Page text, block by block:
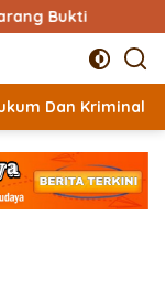
Klarifikasi
Dan Kriminal